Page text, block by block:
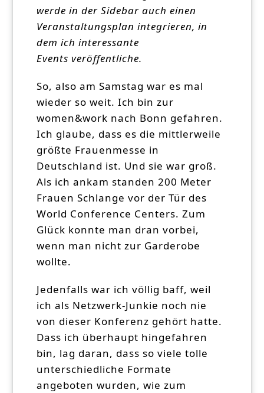
werde in der Sidebar auch einen
Veranstaltungsplan integrieren, in
dem ich interessante
Events veröffentliche.
So, also am Samstag war es mal
wieder so weit. Ich bin zur
women&work nach Bonn gefahren.
Ich glaube, dass es die mittlerweile
größte Frauenmesse in
Deutschland ist. Und sie war groß.
Als ich ankam standen 200 Meter
Frauen Schlange vor der Tür des
World Conference Centers. Zum
Glück konnte man dran vorbei,
wenn man nicht zur Garderobe
wollte.
Jedenfalls war ich völlig baff, weil
ich als Netzwerk-Junkie noch nie
von dieser Konferenz gehört hatte.
Dass ich überhaupt hingefahren
bin, lag daran, dass so viele tolle
unterschiedliche Formate
angeboten wurden, wie zum